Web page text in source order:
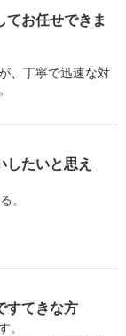
てお任せできま
、丁寧で迅速な対
したいと思え
。
すてきな方
。